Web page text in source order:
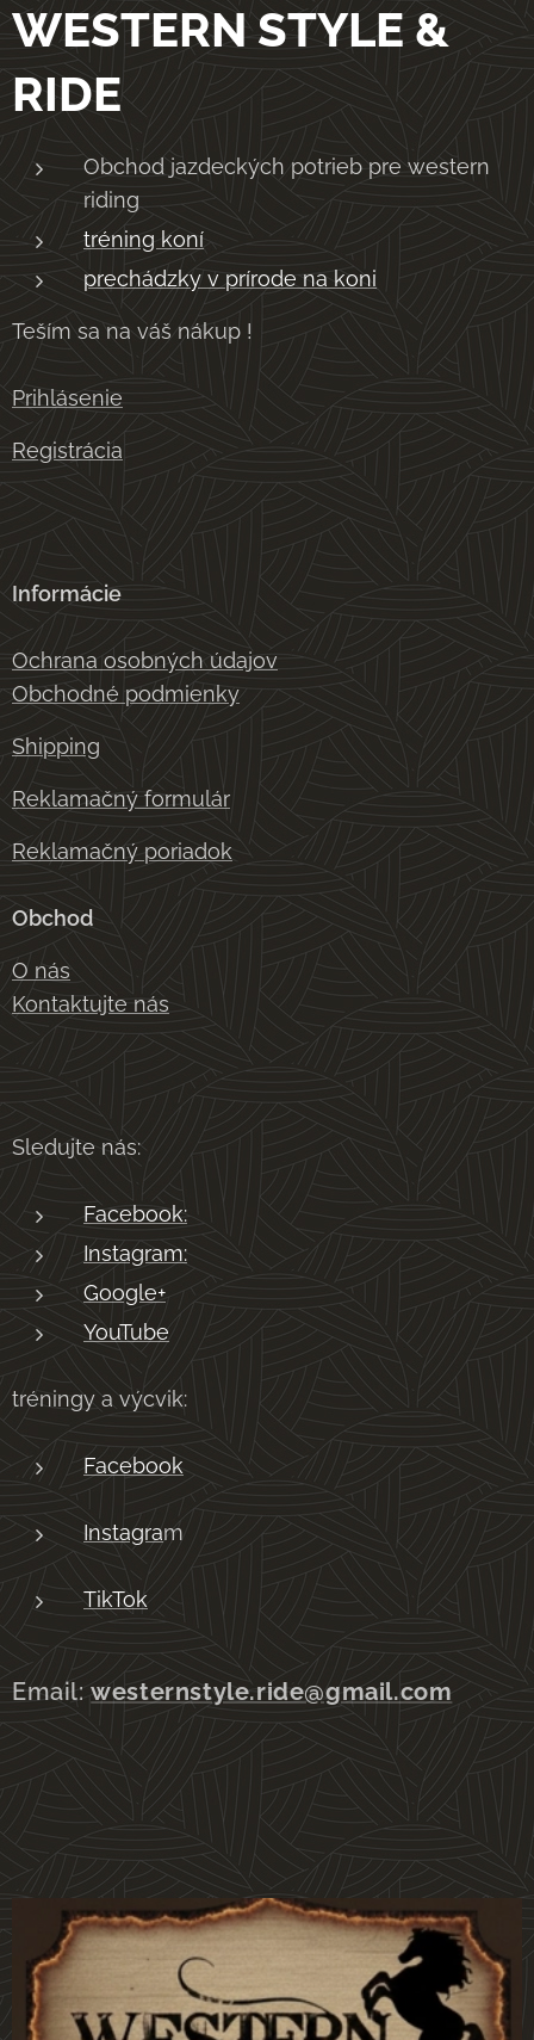
WESTERN STYLE &
RIDE
Obchod jazdeckých potrieb pre western
riding
tréning koní
prechádzky v prírode na koni
Teším sa na váš nákup !
Prihlásenie
Registrácia
Informácie
Ochrana osobných údajov
Obchodné podmienky
Shipping
Reklamačný formulár
Reklamačný poriadok
Obchod
O nás
Kontaktujte nás
Sledujte nás:
Facebook:
Instagram:
Google+
YouTube
tréningy a výcvik:
Facebook
Instagram
TikTok
Email:westernstyle.ride@gmail.com